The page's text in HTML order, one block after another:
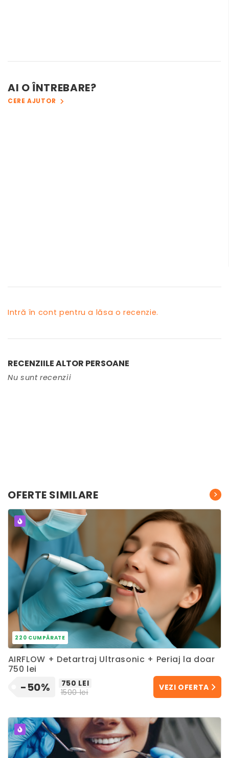
AI O ÎNTREBARE?
CERE AJUTOR
Intră în cont pentru a lăsa o recenzie.
RECENZIILE ALTOR PERSOANE
Nu sunt recenzii
OFERTE SIMILARE
POPULAR
220 CUMPĂRATE
AIRFLOW + Detartraj Ultrasonic + Periaj la doar
750 lei
-50%
750 LEI
1500 lei
VEZI OFERTA
POPULAR